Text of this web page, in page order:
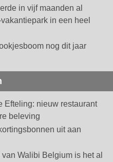
in vijf maanden al
in een heel
nog dit jaar
Efteling: nieuw restaurant
beleving
uit aan
Walibi Belgium is het al